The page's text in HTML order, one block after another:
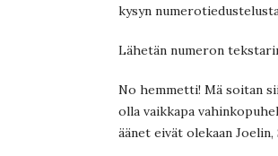
kysyn
Lähetän numeron
No hemmetti! Mä soitan
olla vaikkapa
äänet eivät olekaan